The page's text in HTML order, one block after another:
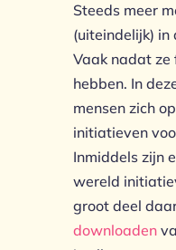
Steeds meer
(uiteindelijk) in
Vaak nadat ze
hebben. In
mensen zich
initiatieven
Inmiddels zijn
wereld
groot deel
downloaden